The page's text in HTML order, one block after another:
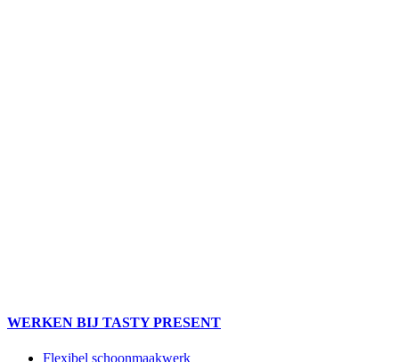
WERKEN BIJ TASTY PRESENT
Flexibel schoonmaakwerk